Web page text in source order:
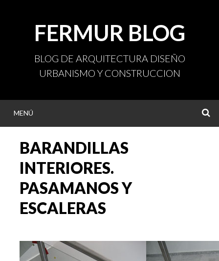
contenidoFERMUR BLOG
BLOG DE ARQUITECTURA DISEÑO
URBANISMO Y CONSTRUCCION
MENÚ
BARANDILLAS
INTERIORES.
PASAMANOS Y
ESCALERAS